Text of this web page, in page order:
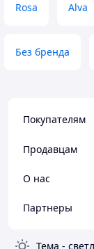
Rosa Alva
Без бренда
Покупателям
Продавцам
О нас
Партнеры
Тема -